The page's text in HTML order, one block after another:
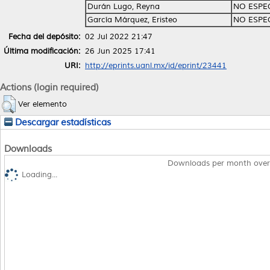
Durán Lugo, Reyna
NO
García Márquez, Eristeo
NO
Fecha del depósito: 02 Jul 2022 21:47
Última modificación: 26 Jun 2025 17:41
URI: http://eprints.uanl.mx/id/eprint/23441
Actions (login required)
Ver elemento
Descargar estadísticas
Downloads
Downloads per month
Loading...